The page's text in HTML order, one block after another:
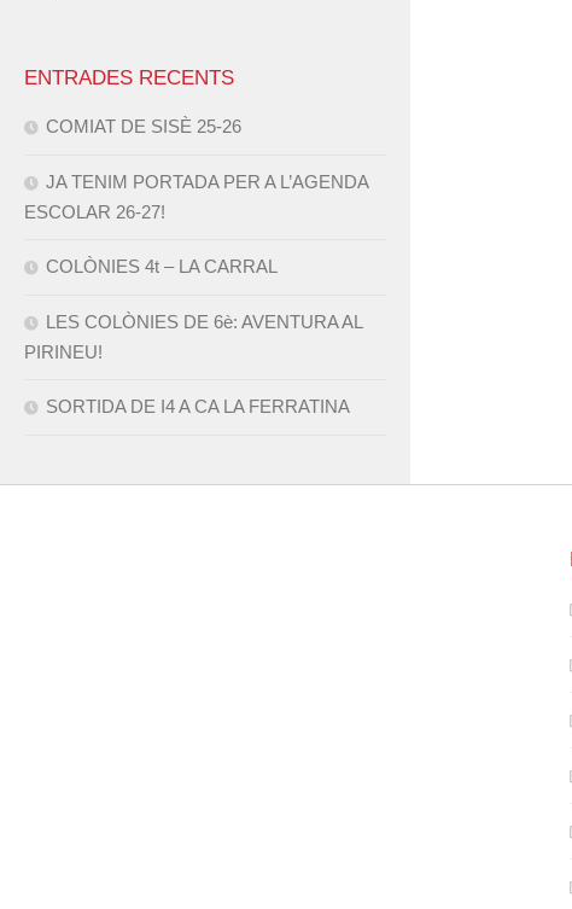
ENTRADES RECENTS
COMIAT DE SISÈ 25-26
JA TENIM PORTADA PER A L’AGENDA
ESCOLAR 26-27!
COLÒNIES 4t – LA CARRAL
LES COLÒNIES DE 6è: AVENTURA AL
PIRINEU!
SORTIDA DE I4 A CA LA FERRATINA